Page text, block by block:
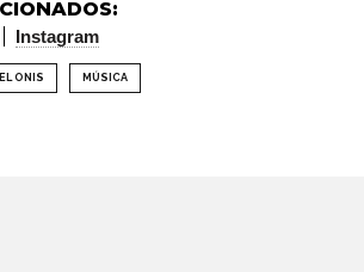
Instagram
ONIS MÚSICA